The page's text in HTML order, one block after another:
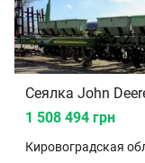
Сеялка John
1 508 494 грн
Кировоградская